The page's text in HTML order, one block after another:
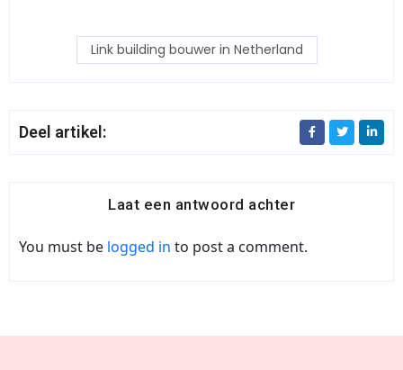
Link building bouwer in Netherland
Deel artikel:
Laat een antwoord achter
You must be logged in to post a comment.